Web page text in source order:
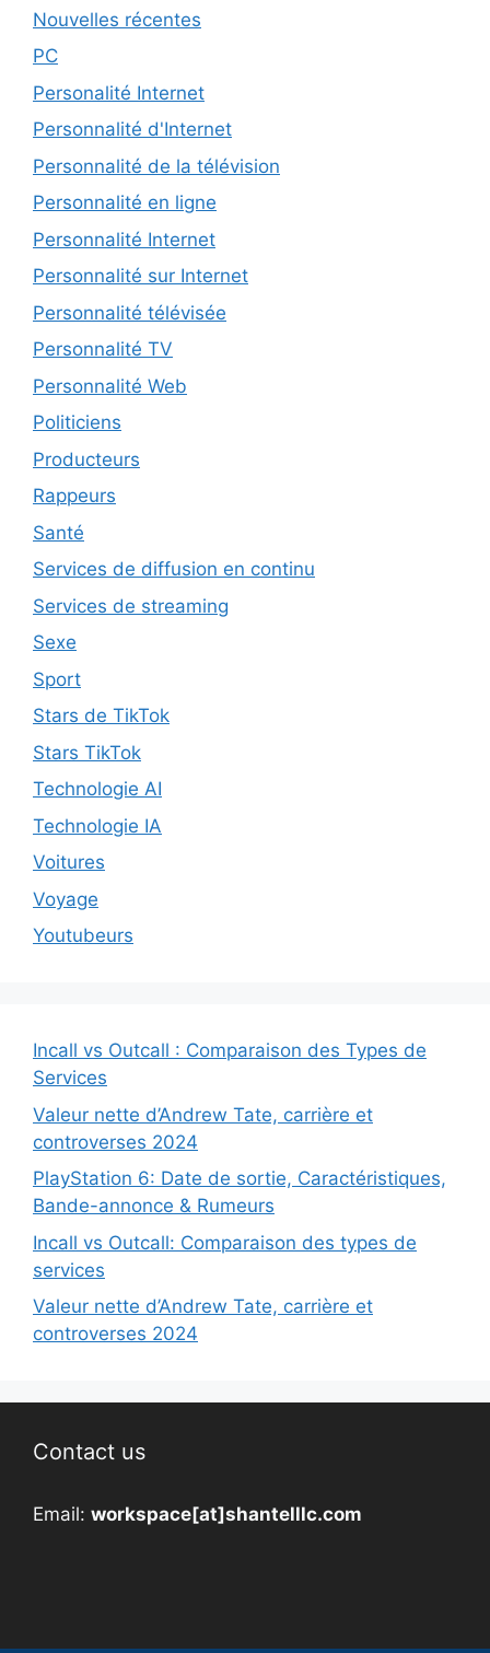
Nouvelles récentes
PC
Personalité Internet
Personnalité d'Internet
Personnalité de la télévision
Personnalité en ligne
Personnalité Internet
Personnalité sur Internet
Personnalité télévisée
Personnalité TV
Personnalité Web
Politiciens
Producteurs
Rappeurs
Santé
Services de diffusion en continu
Services de streaming
Sexe
Sport
Stars de TikTok
Stars TikTok
Technologie AI
Technologie IA
Voitures
Voyage
Youtubeurs
Incall vs Outcall : Comparaison des Types de
Services
Valeur nette d’Andrew Tate, carrière et
controverses 2024
PlayStation 6: Date de sortie, Caractéristiques,
Bande-annonce & Rumeurs
Incall vs Outcall: Comparaison des types de
services
Valeur nette d’Andrew Tate, carrière et
controverses 2024
Contact us
Email: workspace[at]shantelllc.com